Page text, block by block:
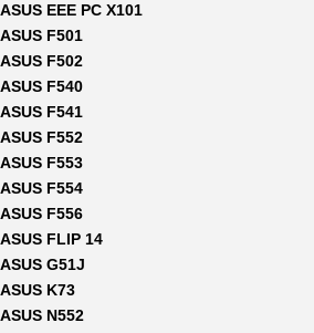
ASUS EEE PC X101
ASUS F501
ASUS F502
ASUS F540
ASUS F541
ASUS F552
ASUS F553
ASUS F554
ASUS F556
ASUS FLIP 14
ASUS G51J
ASUS K73
ASUS N552